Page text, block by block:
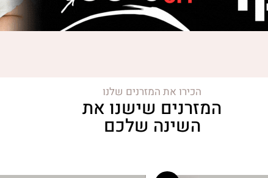
הכירו את המזרנים שלנו
המזרנים שישנו את
השינה שלכם